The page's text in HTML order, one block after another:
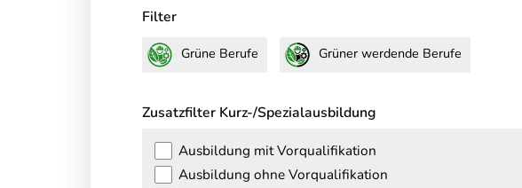
Filter
Grüne Berufe Grüner werdende Berufe
Zusatzfilter Kurz-/Spezialausbildung
Ausbildung mit Vorqualifikation
Ausbildung ohne Vorqualifikation